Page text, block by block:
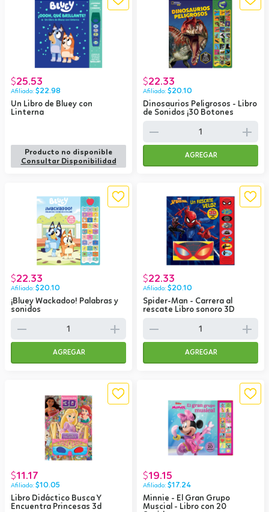
Un Libro de Bluey con
Linterna
$25.53
$22.98
Producto no disponible
Consultar Disponibilidad
Dinosaurios Peligrosos - Libro
de Sonidos ¡30 Botones
$22.33
$20.10
remove add
AGREGAR
¡Bluey Wackadoo! Palabras y
sonidos
$22.33
$20.10
remove add
AGREGAR
Spider-Man - Carrera al
rescate Libro sonoro 3D
$22.33
$20.10
remove add
AGREGAR
Libro Didáctico Busca Y
Encuentra Princesas 3d
$11.17
$10.05
Minnie - El Gran Grupo
Muscial - Libro con 20
$19.15
$17.24